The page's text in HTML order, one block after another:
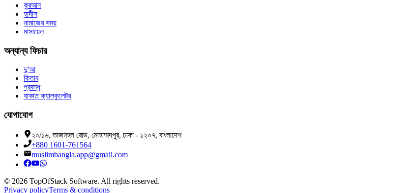
কুরআন
হাদীস
নামাজের সময়
মাসায়েল
অন্যান্য ফিচার
দু'আ
কিতাব
প্রবন্ধ
যাকাত ক্যালকুলেটর
যোগাযোগ
২০/১৬, তাজমহল রোড, মোহাম্মদপুর, ঢাকা - ১২০৭, বাংলাদেশ
+880 1601-761564
muslimbangla.app@gmail.com
© 2026 TopOfStack Software. All rights reserved.
Privacy policyTerms & conditions